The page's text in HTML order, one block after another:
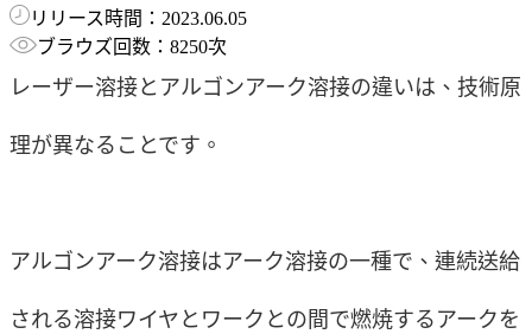
リリース時間：2023.06.05
ブラウズ回数：8250次
レーザー溶接とアルゴンアーク溶接の違いは、技術原
理が異なることです。
アルゴンアーク溶接はアーク溶接の一種で、連続送給
される溶接ワイヤとワークとの間で燃焼するアークを